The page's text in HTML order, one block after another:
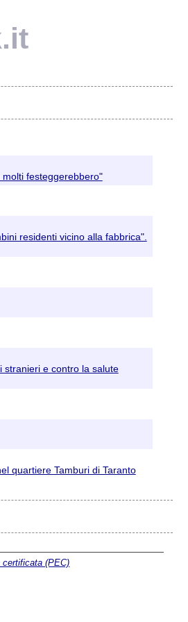
festeggerebbero"
residenti vicino alla fabbrica".
stranieri e contro la salute
quartiere Tamburi di Taranto
(PEC)